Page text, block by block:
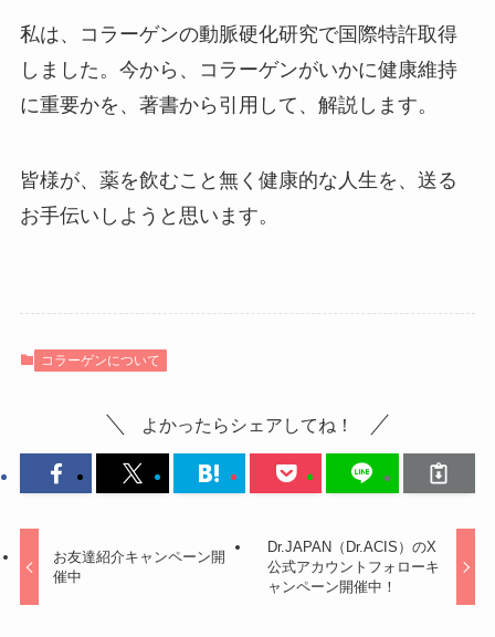
私は、コラーゲンの動脈硬化研究で国際特許取得
しました。今から、コラーゲンがいかに健康維持
に重要かを、著書から引用して、解説します。
皆様が、薬を飲むこと無く健康的な人生を、送る
お手伝いしようと思います。
コラーゲンについて
よかったらシェアしてね！
お友達紹介キャンペーン開
催中
Dr.JAPAN（Dr.ACIS）のX
公式アカウントフォローキ
ャンペーン開催中！